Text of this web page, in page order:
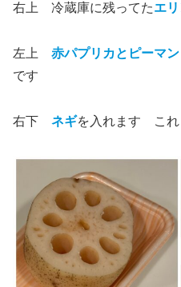
右上 冷蔵庫に残ってたエ
左上 赤パプリカとピーマン
です
右下 ネギを入れます これ